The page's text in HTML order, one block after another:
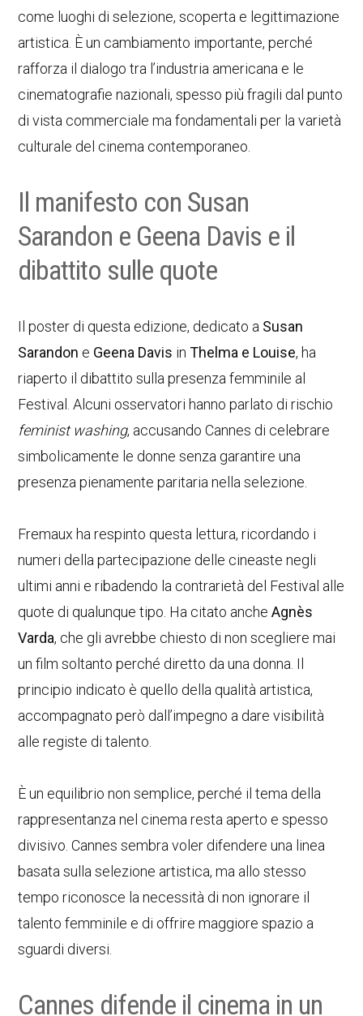
come luoghi di selezione, scoperta e legittimazione
artistica. È un cambiamento importante, perché
rafforza il dialogo tra l’industria americana e le
cinematografie nazionali, spesso più fragili dal punto
di vista commerciale ma fondamentali per la varietà
culturale del cinema contemporaneo.
Il manifesto con Susan
Sarandon e Geena Davis e il
dibattito sulle quote
Il poster di questa edizione, dedicato a Susan
Sarandon e Geena Davis inThelma e Louise, ha
riaperto il dibattito sulla presenza femminile al
Festival. Alcuni osservatori hanno parlato di rischio
feminist washing, accusando Cannes di celebrare
simbolicamente le donne senza garantire una
presenza pienamente paritaria nella selezione.
Fremaux ha respinto questa lettura, ricordando i
numeri della partecipazione delle cineaste negli
ultimi anni e ribadendo la contrarietà del Festival alle
quote di qualunque tipo. Ha citato ancheAgnès
Varda, che gli avrebbe chiesto di non scegliere mai
un film soltanto perché diretto da una donna. Il
principio indicato è quello della qualità artistica,
accompagnato però dall’impegno a dare visibilità
alle registe di talento.
È un equilibrio non semplice, perché il tema della
rappresentanza nel cinema resta aperto e spesso
divisivo. Cannes sembra voler difendere una linea
basata sulla selezione artistica, ma allo stesso
tempo riconosce la necessità di non ignorare il
talento femminile e di offrire maggiore spazio a
sguardi diversi.
Cannes difende il cinema in un